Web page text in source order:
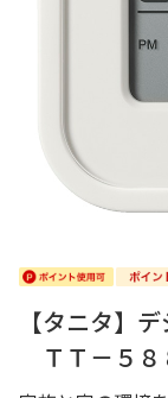
【タニタ】
ＴＴ－５８